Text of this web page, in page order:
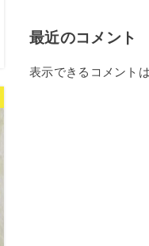
最近のコメント
表示できるコメント